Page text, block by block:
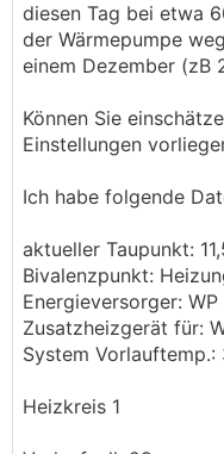
diesen Tag bei etwa
der Wärmepumpe
einem Dezember (zB
Können Sie
Einstellungen
Ich habe folgende
aktueller Taupunkt:
Bivalenzpunkt:
Energieversorger: WP
Zusatzheizgerät für:
System Vorlauftemp.:
Heizkreis 1